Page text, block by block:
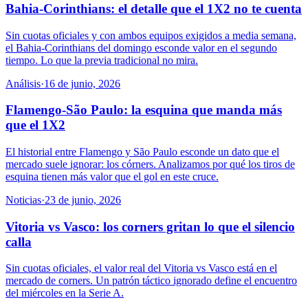
Bahia-Corinthians: el detalle que el 1X2 no te cuenta
Sin cuotas oficiales y con ambos equipos exigidos a media semana,
el Bahia-Corinthians del domingo esconde valor en el segundo
tiempo. Lo que la previa tradicional no mira.
Análisis·16 de junio, 2026
Flamengo-São Paulo: la esquina que manda más
que el 1X2
El historial entre Flamengo y São Paulo esconde un dato que el
mercado suele ignorar: los córners. Analizamos por qué los tiros de
esquina tienen más valor que el gol en este cruce.
Noticias·23 de junio, 2026
Vitoria vs Vasco: los corners gritan lo que el silencio
calla
Sin cuotas oficiales, el valor real del Vitoria vs Vasco está en el
mercado de corners. Un patrón táctico ignorado define el encuentro
del miércoles en la Serie A.